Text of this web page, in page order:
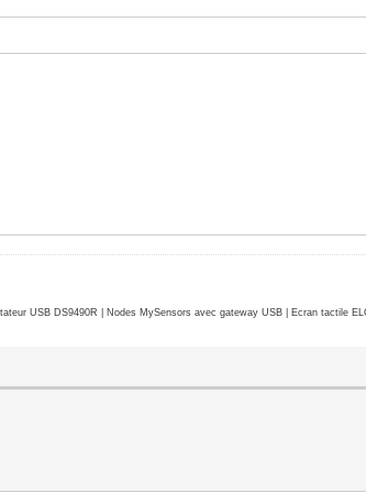
USB DS9490R | Nodes MySensors avec gateway USB | Ecran tactile